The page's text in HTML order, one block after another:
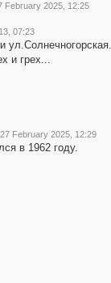
February 2025, 12:25
07:23
и грех...
February 2025, 12:29
в 1962 году.